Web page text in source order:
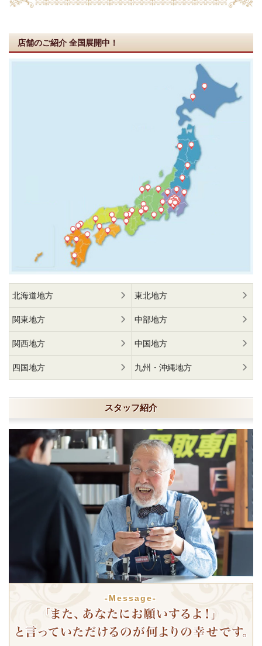
店舗のご紹介 全国展開中！
北海道地方 東北地方
関東地方 中部地方
関西地方 中国地方
四国地方 九州・沖縄地方
スタッフ紹介
-Message-